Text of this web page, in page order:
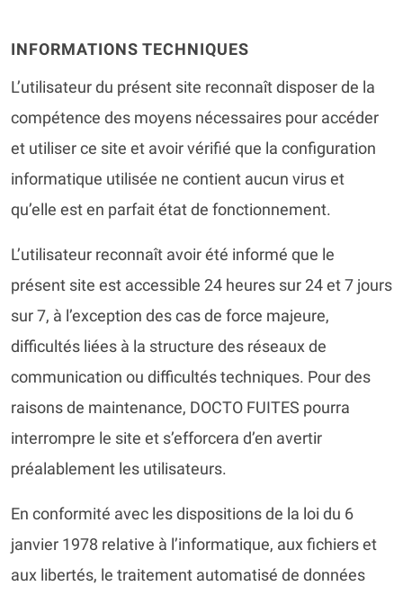
INFORMATIONS TECHNIQUES
L’utilisateur du présent site reconnaît disposer de la
compétence des moyens nécessaires pour accéder
et utiliser ce site et avoir vérifié que la configuration
informatique utilisée ne contient aucun virus et
qu’elle est en parfait état de fonctionnement.
L’utilisateur reconnaît avoir été informé que le
présent site est accessible 24 heures sur 24 et 7 jours
sur 7, à l’exception des cas de force majeure,
difficultés liées à la structure des réseaux de
communication ou difficultés techniques. Pour des
raisons de maintenance, DOCTO FUITES pourra
interrompre le site et s’efforcera d’en avertir
préalablement les utilisateurs.
En conformité avec les dispositions de la loi du 6
janvier 1978 relative à l’informatique, aux fichiers et
aux libertés, le traitement automatisé de données